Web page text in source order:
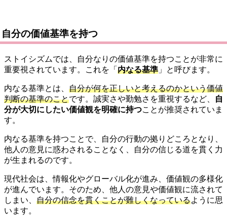
自分の価値基準を持つ
ストイシズムでは、自分なりの価値基準を持つことが非常に
重要視されています。これを「 内なる基準 」と呼びます。
内なる基準とは、 自分が何を正しいと考えるのかという価値
判断の基準のことです。誠実さや勤勉さを重視するなど、
自
分が大切にしたい価値観を明確に持つことが推奨されていま
す。
内なる基準を持つことで、自分の行動の拠りどころとなり、
他人の意見に惑わされることなく、自分の信じる道を貫く力
が生まれるのです。
現代社会は、情報化やグローバル化が進み、価値観の多様化
が進んでいます。そのため、他人の意見や価値観に流されて
しまい、 自分の信念を貫くことが難しくなっているように思
います。